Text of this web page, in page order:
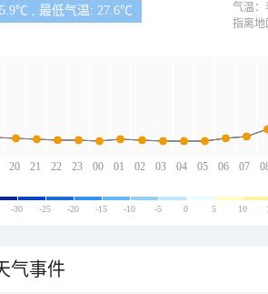
, 最低气温: 27.6℃
20 21 22 23 00 01 02 03 04 05 06 07
气温：
指离地
-30 -25 -20 -15 -10 -5 0 5 10
气事件